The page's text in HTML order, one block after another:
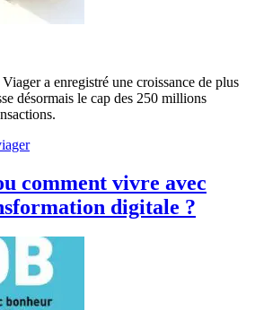
a enregistré une croissance de plus
désormais le cap des 250 millions
comment vivre avec
digitale ?